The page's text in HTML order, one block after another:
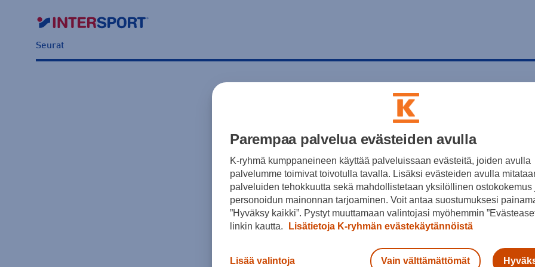
Seurat
Parempaa palvelua evästeiden avulla
K-ryhmä kumppaneineen käyttää palveluissaan evästeitä, joiden avulla
palvelumme toimivat toivotulla tavalla. Lisäksi evästeiden avulla
palveluiden tehokkuutta sekä mahdollistetaan yksilöllinen ostokokemus
personoidun mainonnan tarjoaminen. Voit antaa suostumuksesi
”Hyväksy kaikki”. Pystyt muuttamaan valintojasi myöhemmin
linkin kautta.
Lisätietoja K-ryhmän evästekäytännöistä
Lisää valintoja Vain välttämättömät